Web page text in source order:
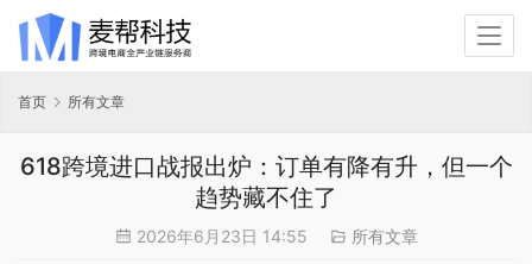
首页 所有文章
618跨境进口战报出炉：订单有降有升，但一个
趋势藏不住了
2026年6月23日 14:55 所有文章